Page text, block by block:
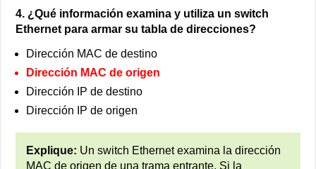
4. ¿Qué información examina y utiliza un switch
Ethernet para armar su tabla de direcciones?
Dirección MAC de destino
Dirección MAC de origen
Dirección IP de destino
Dirección IP de origen
Explique: Un switch Ethernet examina la dirección
MAC de origen de una trama entrante. Si la